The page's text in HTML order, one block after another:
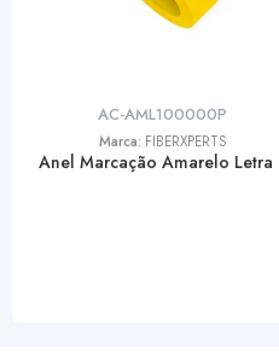
AC-AML100000P
Marca: FIBERXPERTS
Anel Marcação Amarelo Letra